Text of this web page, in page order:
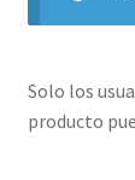
Solo los
producto